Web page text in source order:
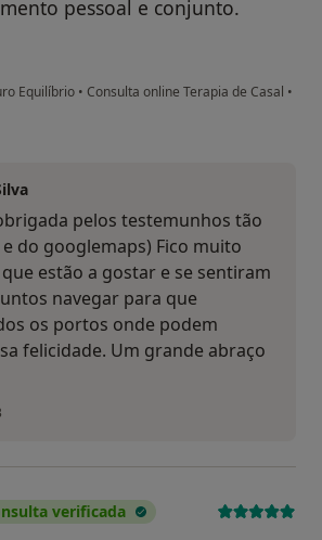
pessoal e conjunto.
Equilíbrio • Consulta online Terapia de Casal •
pelos testemunhos tão
do googlemaps) Fico muito
estão a gostar e se sentiram
navegar para que
os portos onde podem
felicidade. Um grande abraço
verificada